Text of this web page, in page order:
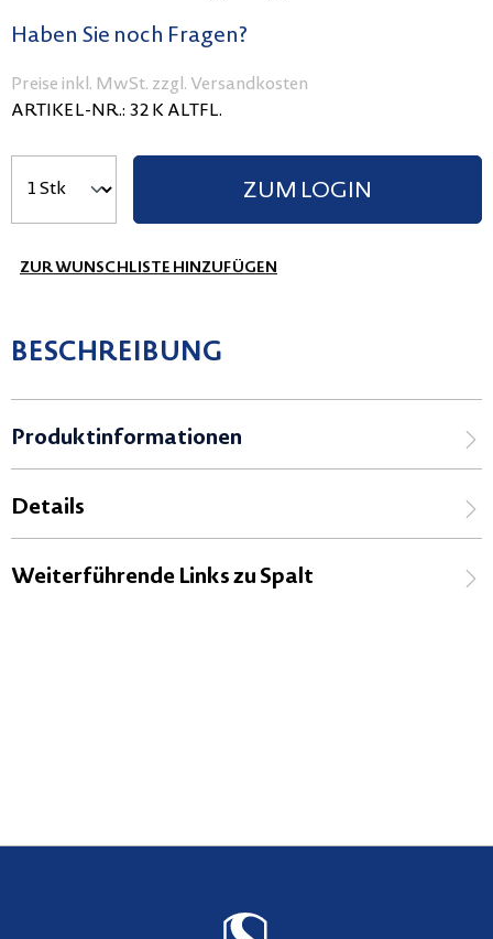
Haben Sie noch Fragen?
Preise inkl. MwSt. zzgl. Versandkosten
ARTIKEL-NR.: 32 K ALTFL.
ZUM LOGIN
ZUR WUNSCHLISTE HINZUFÜGEN
BESCHREIBUNG
Produktinformationen
Details
Weiterführende Links zu Spalt